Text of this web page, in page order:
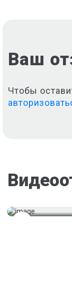
Ваш
Чтобы
сдал